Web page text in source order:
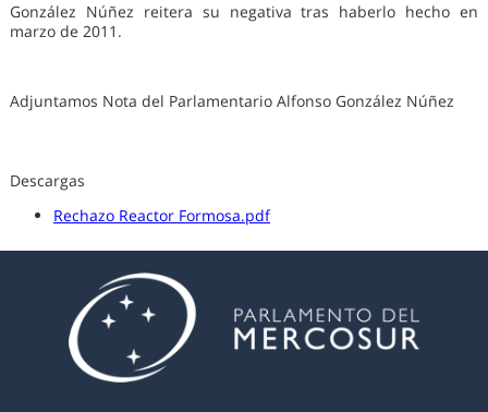
González Núñez reitera su negativa tras haberlo hecho en
marzo de 2011.
Adjuntamos Nota del Parlamentario Alfonso González Núñez
Descargas
Rechazo Reactor Formosa.pdf